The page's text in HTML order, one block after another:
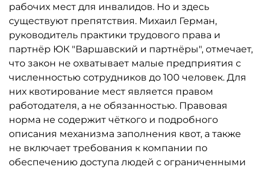
рабочих мест для инвалидов. Но и здесь
существуют препятствия. Михаил Герман,
руководитель практики трудового права и
партнёр ЮК "Варшавский и партнёры", отмечает,
что закон не охватывает малые предприятия с
численностью сотрудников до 100 человек. Для
них квотирование мест является правом
работодателя, а не обязанностью. Правовая
норма не содержит чёткого и подробного
описания механизма заполнения квот, а также
не включает требования к компании по
обеспечению доступа людей с ограниченными